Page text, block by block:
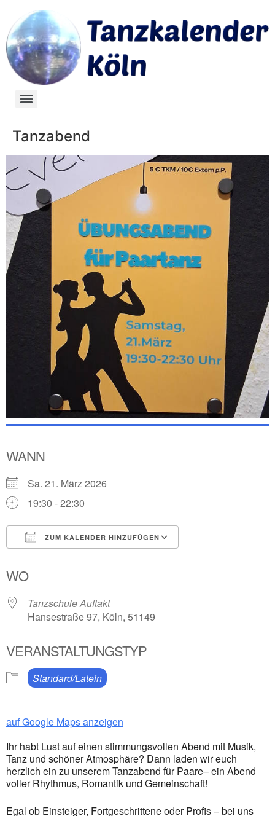
Tanzabend
WANN
Sa. 21. März 2026
19:30 - 22:30
ZUM KALENDER HINZUFÜGEN
WO
Tanzschule Auftakt
Hansestraße 97, Köln, 51149
VERANSTALTUNGSTYP
Standard/Latein
auf Google Maps anzeigen
Ihr habt Lust auf einen stimmungsvollen Abend mit Musik,
Tanz und schöner Atmosphäre? Dann laden wir euch
herzlich ein zu unserem Tanzabend für Paare– ein Abend
voller Rhythmus, Romantik und Gemeinschaft!
Egal ob Einsteiger, Fortgeschrittene oder Profis – bei uns